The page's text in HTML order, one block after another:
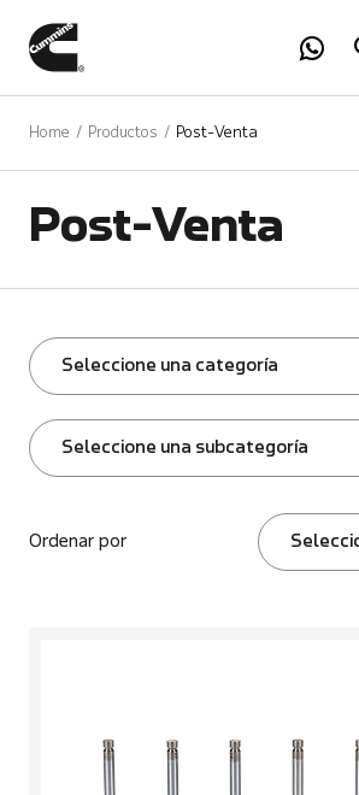
Home Productos Post-Venta
Post-Venta
Seleccione una categoría
Seleccione una subcategoría
Ordenar por